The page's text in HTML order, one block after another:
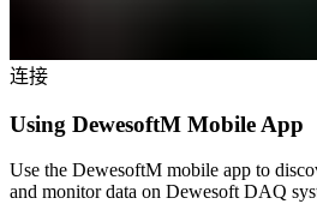
连接
Using DewesoftM Mobile App
Use the DewesoftM mobile app to
and monitor data on Dewesoft DAQ